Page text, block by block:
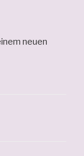
neuen